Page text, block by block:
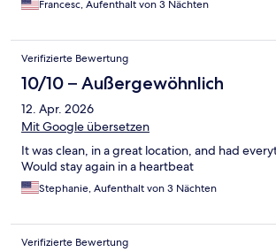
Francesc, Aufenthalt von 3 Nächten
Verifizierte Bewertung
10/10 – Außergewöhnlich
12. Apr. 2026
Mit Google übersetzen
It was clean, in a great location, and had
Would stay again in a heartbeat
Stephanie, Aufenthalt von 3 Nächten
Verifizierte Bewertung